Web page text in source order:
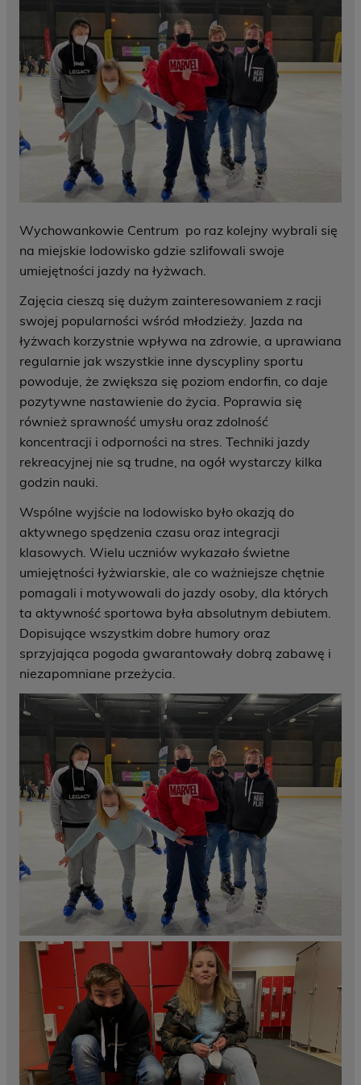
Wychowankowie Centrum po raz kolejny wybrali się
na miejskie lodowisko gdzie szlifowali swoje
umiejętności jazdy na łyżwach.
Zajęcia cieszą się dużym zainteresowaniem z racji
swojej popularności wśród młodzieży. Jazda na
łyżwach korzystnie wpływa na zdrowie, a uprawiana
regularnie jak wszystkie inne dyscypliny sportu
powoduje, że zwiększa się poziom endorfin, co daje
pozytywne nastawienie do życia. Poprawia się
również sprawność umysłu oraz zdolność
koncentracji i odporności na stres. Techniki jazdy
rekreacyjnej nie są trudne, na ogół wystarczy kilka
godzin nauki.
Wspólne wyjście na lodowisko było okazją do
aktywnego spędzenia czasu oraz integracji
klasowych. Wielu uczniów wykazało świetne
umiejętności łyżwiarskie, ale co ważniejsze chętnie
pomagali i motywowali do jazdy osoby, dla których
ta aktywność sportowa była absolutnym debiutem.
Dopisujące wszystkim dobre humory oraz
sprzyjająca pogoda gwarantowały dobrą zabawę i
niezapomniane przeżycia.